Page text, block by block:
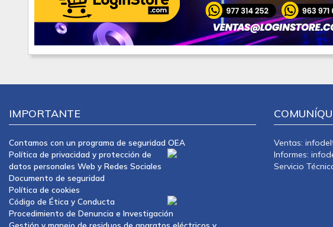
IMPORTANTE
Contamos con un programa de seguridad OEA
Política de privacidad y protección de
datos personales Web y Redes Sociales
Documento de seguridad
Política de cookies
Código de Ética y Conducta
Procedimiento de Denuncia e Investigación
Gestión y manejo de residuos de aparatos eléctricos y
Ventas:
Informes:
Servicio